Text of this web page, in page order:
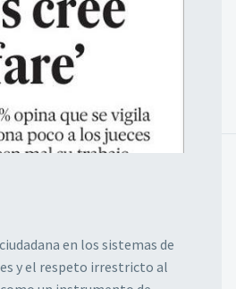
en los sistemas de
y el respeto irrestricto al